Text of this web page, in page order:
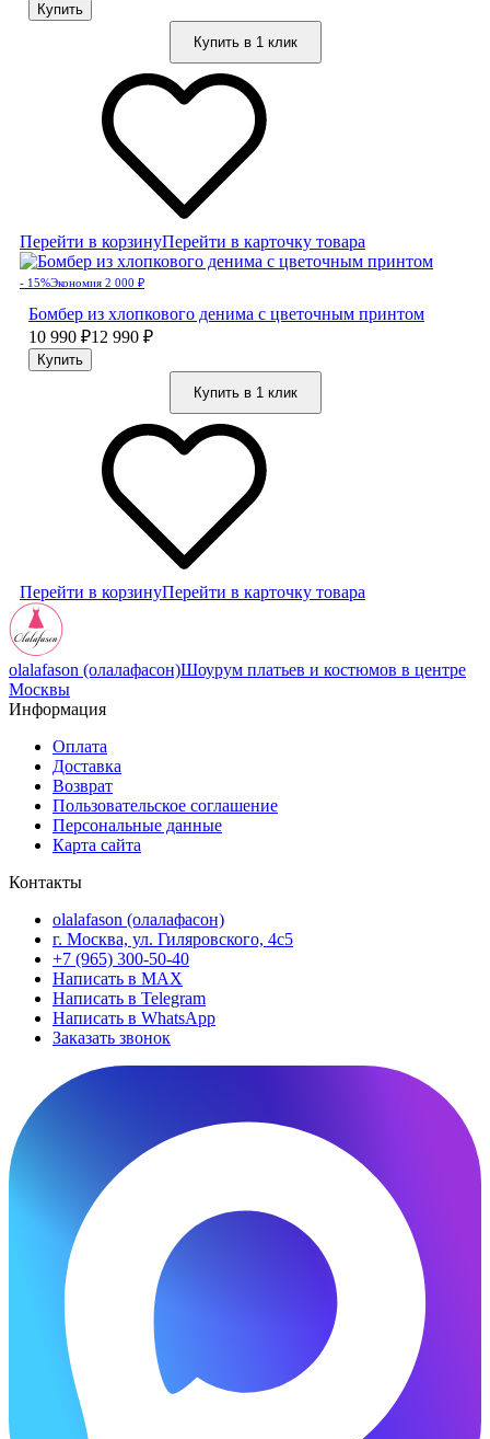
Купить в 1 клик
Перейти в корзинуПерейти в карточку товара
- 15%Экономия 2 000 ₽
Бомбер из хлопкового денима с цветочным принтом
10 990 ₽12 990 ₽
Купить в 1 клик
Перейти в корзинуПерейти в карточку товара
olalafason (олалафасон)Шоурум платьев и костюмов в центре
Москвы
Информация
Оплата
Доставка
Возврат
Пользовательское соглашение
Персональные данные
Карта сайта
Контакты
olalafason (олалафасон)
г. Москва, ул. Гиляровского, 4с5
+7 (965) 300-50-40
Написать в MAX
Написать в Telegram
Написать в WhatsApp
Заказать звонок